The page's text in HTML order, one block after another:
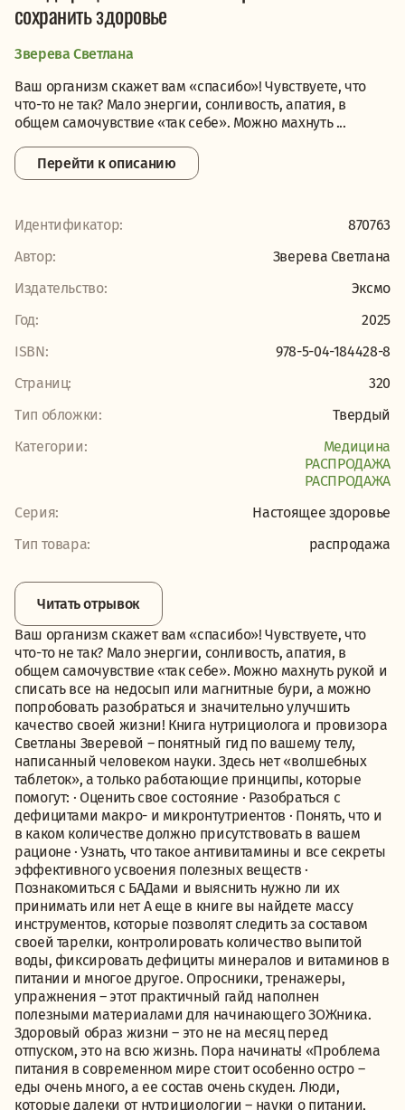
сохранить здоровье
Зверева Светлана
Ваш организм скажет вам «спасибо»! Чувствуете, что
что-то не так? Мало энергии, сонливость, апатия, в
общем самочувствие «так себе». Можно махнуть ...
Перейти к описанию
Идентификатор:
870763
Автор:
Зверева Светлана
Издательство:
Эксмо
Год:
2025
ISBN:
978-5-04-184428-8
Страниц:
320
Тип обложки:
Твердый
Категории:
Медицина
PАСПРОДАЖА
PАСПРОДАЖА
Серия:
Настоящее здоровье
Тип товара:
распродажа
Читать отрывок
Ваш организм скажет вам «спасибо»! Чувствуете, что
что-то не так? Мало энергии, сонливость, апатия, в
общем самочувствие «так себе». Можно махнуть рукой и
списать все на недосып или магнитные бури, а можно
попробовать разобраться и значительно улучшить
качество своей жизни! Книга нутрициолога и провизора
Светланы Зверевой – понятный гид по вашему телу,
написанный человеком науки. Здесь нет «волшебных
таблеток», а только работающие принципы, которые
помогут: · Оценить свое состояние · Разобраться с
дефицитами макро- и микронтутриентов · Понять, что и
в каком количестве должно присутствовать в вашем
рационе · Узнать, что такое антивитамины и все секреты
эффективного усвоения полезных веществ ·
Познакомиться с БАДами и выяснить нужно ли их
принимать или нет А еще в книге вы найдете массу
инструментов, которые позволят следить за составом
своей тарелки, контролировать количество выпитой
воды, фиксировать дефициты минералов и витаминов в
питании и многое другое. Опросники, тренажеры,
упражнения – этот практичный гайд наполнен
полезными материалами для начинающего ЗОЖника.
Здоровый образ жизни – это не на месяц перед
отпуском, это на всю жизнь. Пора начинать! «Проблема
питания в современном мире стоит особенно остро –
еды очень много, а ее состав очень скуден. Люди,
которые далеки от нутрициологии – науки о питании,